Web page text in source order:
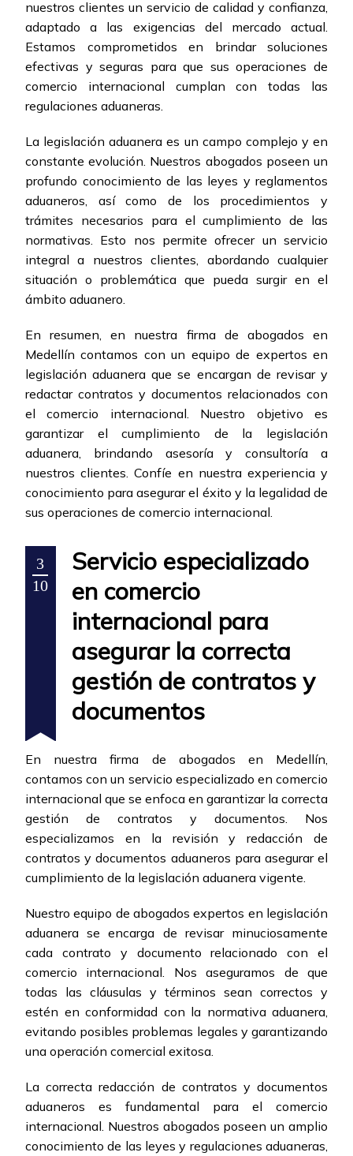
nuestros clientes un servicio de calidad y confianza,
adaptado a las exigencias del mercado actual.
Estamos comprometidos en brindar soluciones
efectivas y seguras para que sus operaciones de
comercio internacional cumplan con todas las
regulaciones aduaneras.
La legislación aduanera es un campo complejo y en
constante evolución. Nuestros abogados poseen un
profundo conocimiento de las leyes y reglamentos
aduaneros, así como de los procedimientos y
trámites necesarios para el cumplimiento de las
normativas. Esto nos permite ofrecer un servicio
integral a nuestros clientes, abordando cualquier
situación o problemática que pueda surgir en el
ámbito aduanero.
En resumen, en nuestra firma de abogados en
Medellín contamos con un equipo de expertos en
legislación aduanera que se encargan de revisar y
redactar contratos y documentos relacionados con
el comercio internacional. Nuestro objetivo es
garantizar el cumplimiento de la legislación
aduanera, brindando asesoría y consultoría a
nuestros clientes. Confíe en nuestra experiencia y
conocimiento para asegurar el éxito y la legalidad de
sus operaciones de comercio internacional.
3
10
Servicio especializado
en comercio
internacional para
asegurar la correcta
gestión de contratos y
documentos
En nuestra firma de abogados en Medellín,
contamos con un servicio especializado en comercio
internacional que se enfoca en garantizar la correcta
gestión de contratos y documentos. Nos
especializamos en la revisión y redacción de
contratos y documentos aduaneros para asegurar el
cumplimiento de la legislación aduanera vigente.
Nuestro equipo de abogados expertos en legislación
aduanera se encarga de revisar minuciosamente
cada contrato y documento relacionado con el
comercio internacional. Nos aseguramos de que
todas las cláusulas y términos sean correctos y
estén en conformidad con la normativa aduanera,
evitando posibles problemas legales y garantizando
una operación comercial exitosa.
La correcta redacción de contratos y documentos
aduaneros es fundamental para el comercio
internacional. Nuestros abogados poseen un amplio
conocimiento de las leyes y regulaciones aduaneras,